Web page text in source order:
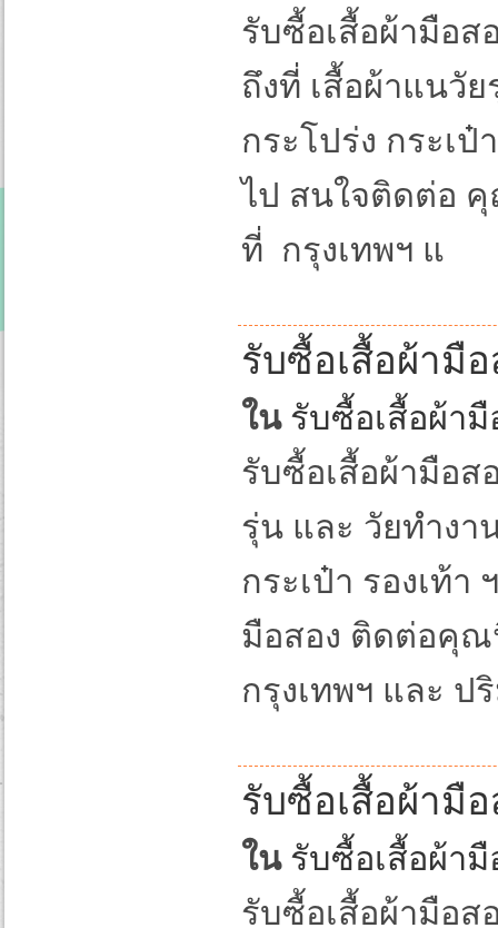
รับซื้อเสื้อผ้ามือส
ถึงที่ เสื้อผ้าแนวัย
กระโปร่ง กระเ
ไป สนใจติดต่อ คุ
ที่ กรุงเทพฯ แ
รับซื้อเสื้อผ้ามื
ใน รับซื้อเสื้อผ้า
รับซื้อเสื้อผ้ามือส
รุ่น และ วัยทำงา
กระเป๋า รองเท้
มือสอง ติดต่อคุณ
กรุงเทพฯ และ
รับซื้อเสื้อผ้ามื
ใน รับซื้อเสื้อผ้า
รับซื้อเสื้อผ้ามือส